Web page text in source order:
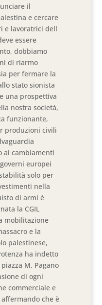
il
e cercare
e lavoratrici dell
essere
dobbiamo
di riarmo
per fermare la
stato sionista
una prospettiva
nostra società,
funzionante,
produzioni civili
ai cambiamenti
europei
solo per
nella
di armi è
la CGIL
mobilitazione
e la
palestinese,
ha indetto
M. Pagano
di ogni
commerciale e
che è